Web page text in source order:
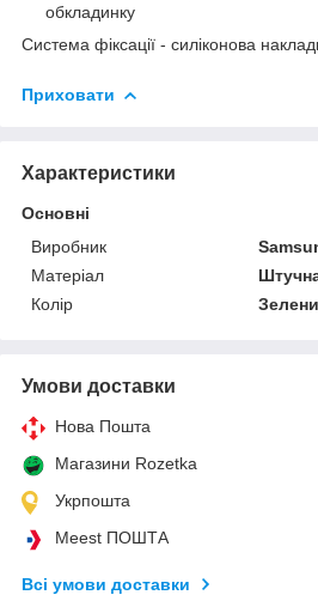
обкладинку
Система фіксації - силіконова
Приховати
Характеристики
Основні
Виробник
Матеріал
Колір
Умови доставки
Нова Пошта
Магазини Rozetka
Укрпошта
Meest ПОШТА
Всі умови доставки